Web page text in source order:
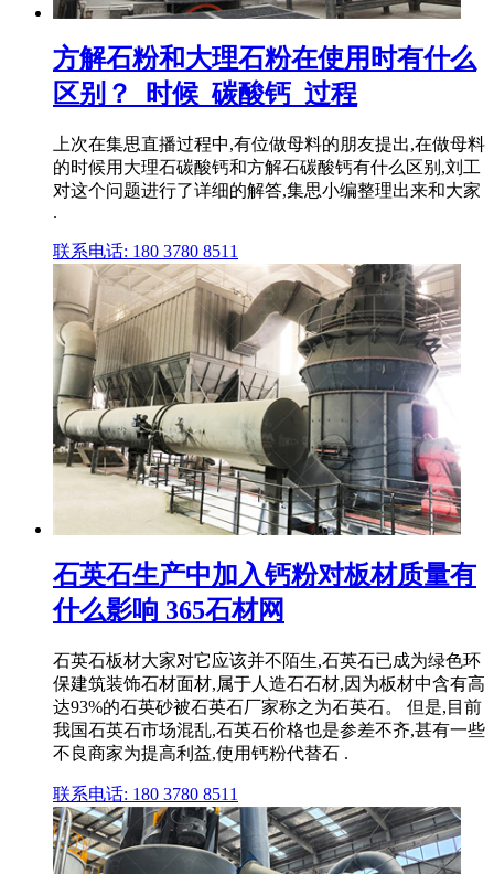
方解石粉和大理石粉在使用时有什么
区别？_时候_碳酸钙_过程
上次在集思直播过程中,有位做母料的朋友提出,在做母料
的时候用大理石碳酸钙和方解石碳酸钙有什么区别,刘工
对这个问题进行了详细的解答,集思小编整理出来和大家
.
联系电话: 180 3780 8511
石英石生产中加入钙粉对板材质量有
什么影响 365石材网
石英石板材大家对它应该并不陌生,石英石已成为绿色环
保建筑装饰石材面材,属于人造石石材,因为板材中含有高
达93%的石英砂被石英石厂家称之为石英石。 但是,目前
我国石英石市场混乱,石英石价格也是参差不齐,甚有一些
不良商家为提高利益,使用钙粉代替石 .
联系电话: 180 3780 8511